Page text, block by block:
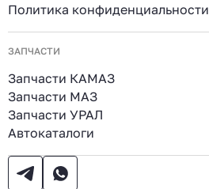
Политика конфиденциальности
ЗАПЧАСТИ
Запчасти КАМАЗ
Запчасти МАЗ
Запчасти УРАЛ
Автокаталоги